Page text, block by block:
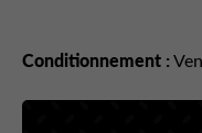
Conditionnement :